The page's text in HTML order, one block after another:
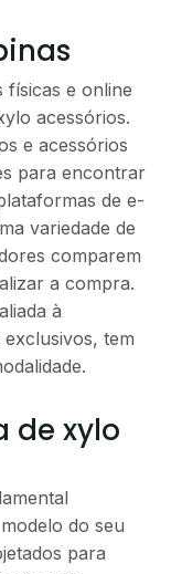
físicas e online
acessórios.
e acessórios
para encontrar
de e-
variedade de
comparem
a compra.
à
tem
de xylo
do seu
para